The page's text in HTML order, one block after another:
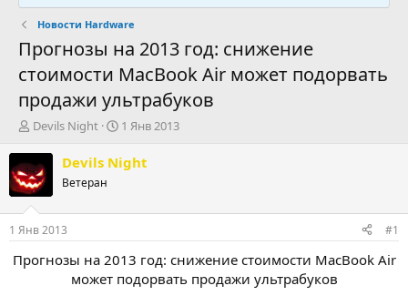
Новости Hardware
Прогнозы на 2013 год: снижение
стоимости MacBook Air может подорвать
продажи ультрабуков
А
т
о
р
т
м
ы
Devils Night
Д
т
а
а
л
1 Янв 2013
Devils Night
Ветеран
1 Янв 2013 #1
Прогнозы на 2013 год: снижение стоимости MacBook Air
может подорвать продажи ультрабуков